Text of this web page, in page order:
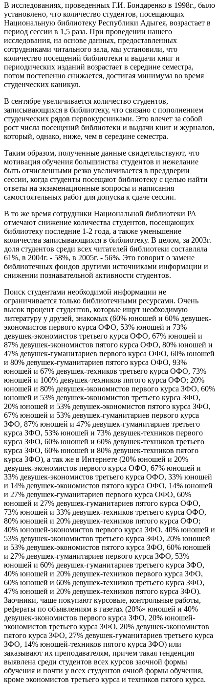
В исследованиях, проведенных Г.И. Бондаренко в 1998г., было
установлено, что количество студентов, посещающих
Национальную библиотеку Республики Адыгея, возрастает в
период сессии в 1,5 раза. При проведении нашего
исследования, на основе данных, предоставленных
сотрудниками читального зала, мы установили, что
количество посещений библиотеки и выдачи книг и
периодических изданий возрастает в середине семестра,
потом постепенно снижается, достигая минимума во время
студенческих каникул.
В сентябре увеличивается количество студентов,
записывающихся в библиотеку, что связано с пополнением
студенческих рядов первокурсниками. Это влечет за собой
рост числа посещений библиотеки и выдачи книг и журналов,
который, однако, ниже, чем в середине семестра.
Таким образом, полученные данные свидетельствуют, что
мотивация обучения большинства студентов и нежелание
быть отчисленными резко увеличивается в преддверии
сессии, когда студенты посещают библиотеку с целью найти
ответы на экзаменационные вопросы и написания
самостоятельных работ для допуска к сдаче сессии.
В то же время сотрудники Национальной библиотеки РА
отмечают снижение количества студентов, посещающих
библиотеку последние 1-2 года, а также уменьшение
количества записывающихся в библиотеку. В целом, за 2003г.
доля студентов среди всех читателей библиотеки составляла
61%, в 2004г. - 58%, в 2005г. - 56%. Это говорит о замене
библиотечных фондов другими источниками информации и
снижении познавательной активности студентов.
Поиск студентами необходимой информации не
ограничивается только библиотечными ресурсами. Очень
высок процент студентов, которые ищут необходимую
литературу у друзей, знакомых (60% юношей и 60% девушек-
экономистов первого курса ОФО, 53% юношей и 73%
девушек-экономистов третьего курса ОФО, 67% юношей и
87% девушек-экономистов пятого курса ОФО, 80% юношей и
47% девушек-гуманитариев первого курса ОФО, 60% юношей
и 80% девушек-гуманитариев пятого курса ОФО, 93%
юношей и 67% девушек-техников третьего курса ОФО, 73%
юношей и 100% девушек-техников пятого курса ОФО; 20%
юношей и 80% девушек-экономистов первого курса ЗФО, 60%
юношей и 53% девушек-экономистов третьего курса ЗФО,
20% юношей и 53% девушек-экономистов пятого курса ЗФО,
67% юношей и 53% девушек-гуманитариев первого курса
ЗФО, 87% юношей и 47% девушек-гуманитариев третьего
курса ЗФО, 53% юношей и 73% девушек-техников первого
курса ЗФО, 60% юношей и 60% девушек-техников третьего
курса ЗФО, 60% юношей и 80% девушек-техников пятого
курса ЗФО), а так же в Интернете (20% юношей и 20%
девушек-экономистов первого курса ОФО, 67% юношей и
33% девушек-экономистов третьего курса ОФО, 33% юношей
и 14% девушек-экономистов пятого курса ОФО, 14% юношей
и 27% девушек-гуманитариев первого курса ОФО, 60%
юношей и 27% девушек-гуманитариев пятого курса ОФО,
73% юношей и 33% девушек-техников третьего курса ОФО,
80% юношей и 20% девушек-техников пятого курса ОФО;
40% юношей-экономистов первого курса ЗФО, 40% юношей и
53% девушек-экономистов третьего курса ЗФО, 20% юношей
и 53% девушек-экономистов пятого курса ЗФО, 60% юношей
и 27% девушек-гуманитариев первого курса ЗФО, 53%
юношей и 60% девушек-гуманитариев третьего курса ЗФО,
40% юношей и 20% девушек-техников первого курса ЗФО,
60% юношей и 60% девушек-техников третьего курса ЗФО,
47% юношей и 20% девушек-техников пятого курса ЗФО).
Заочники, чаще покупают курсовые, контрольные работы,
рефераты по объявлениям в газетах (20%» юношей и 40%
девушек-экономистов первого курса ЗФО, 20% юношей-
экономистов третьего курса ЗФО, 20% девушек-экономистов
пятого курса ЗФО, 27% девушек-гуманитариев третьего курса
ЗФО, 14% юношей-техников пятого курса ЗФО) или
заказывают их преподавателям, причем такая тенденция
выявлена среди студентов всех курсов заочной формы
обучения и почти у всех студентов очной формы обучения,
кроме экономистов третьего курса и техников пятого курса.